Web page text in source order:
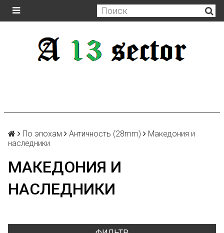
По эпохам Античность (28mm)
Македония и
наследники
МАКЕДОНИЯ И
НАСЛЕДНИКИ